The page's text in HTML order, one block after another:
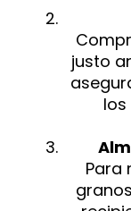
justo
Para